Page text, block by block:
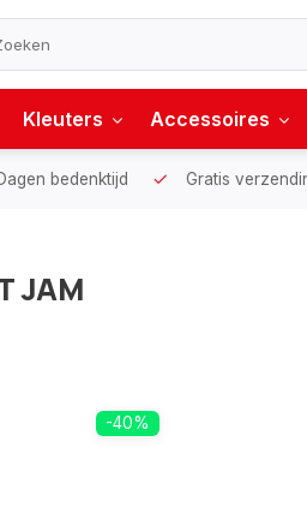
Kleuters Accessoires
bedenktijd Gratis
JAM
-40%